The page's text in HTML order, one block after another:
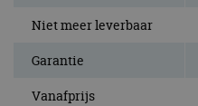
Niet meer leverbaar
Garantie
Vanafprijs